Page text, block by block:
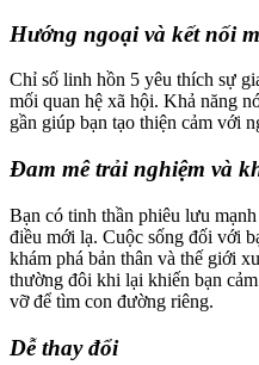
Hướng ngoại và kết nối
Chỉ số linh hồn 5 yêu thích sự
mối quan hệ xã hội. Khả năng
gần giúp bạn tạo thiện cảm với
Đam mê trải nghiệm và
Bạn có tinh thần phiêu lưu
điều mới lạ. Cuộc sống đối với
khám phá bản thân và thế giới
thường đôi khi lại khiến bạn
vỡ để tìm con đường riêng.
Dễ thay đổi